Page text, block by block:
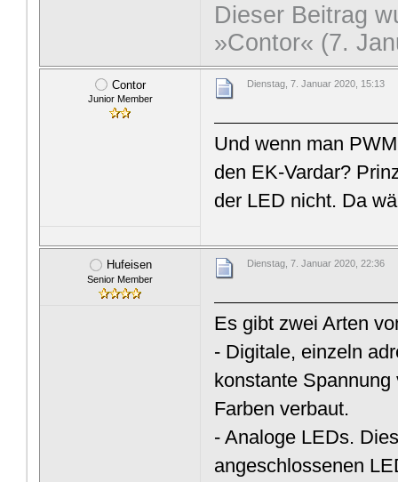
Dieser Beitrag
»Contor« (7.
Contor
Junior Member
Dienstag, 7. Januar 2020, 15:13
Und wenn man
den EK-Vardar?
der LED nicht. Da
Hufeisen
Senior Member
Dienstag, 7. Januar 2020, 22:36
Es gibt zwei Arten
- Digitale, einzeln
konstante
Farben verbaut.
- Analoge LEDs.
angeschlossenen